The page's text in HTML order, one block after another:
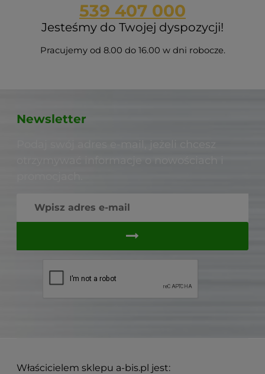
539 407 000
Jesteśmy do Twojej dyspozycji!
Pracujemy od 8.00 do 16.00 w dni robocze.
Newsletter
Właścicielem sklepu a-bis.pl jest: